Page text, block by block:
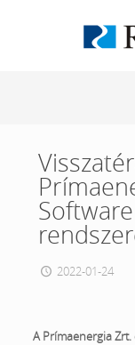
Software
2022-01-24
A Prímaenergia